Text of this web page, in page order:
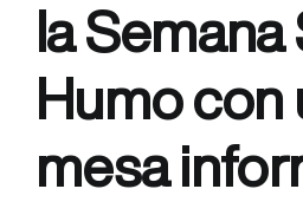
la Semana
Humo con
mesa